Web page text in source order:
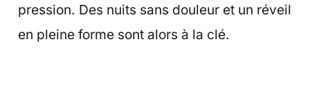
pression. Des nuits sans douleur et un réveil
en pleine forme sont alors à la clé.